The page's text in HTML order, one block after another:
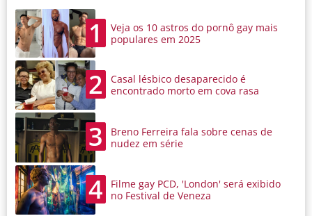
1
Veja os 10 astros do pornô gay mais
populares em 2025
2
Casal lésbico desaparecido é
encontrado morto em cova rasa
3
Breno Ferreira fala sobre cenas de
nudez em série
4
Filme gay PCD, 'London' será exibido
no Festival de Veneza